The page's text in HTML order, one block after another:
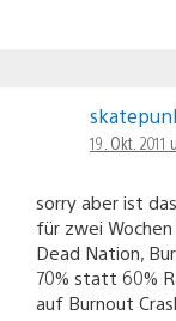
19. Okt. 2011
sorry aber ist
für zwei
Dead Nation,
70% statt 60%
auf Burnout